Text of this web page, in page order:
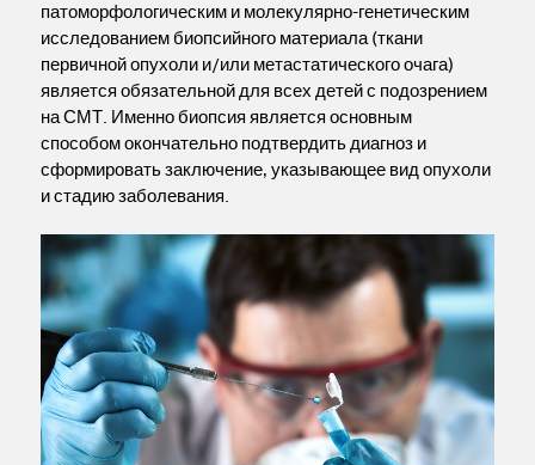
патоморфологическим и молекулярно-генетическим
исследованием биопсийного материала (ткани
первичной опухоли и/или метастатического очага)
является обязательной для всех детей с подозрением
на СМТ. Именно биопсия является основным
способом окончательно подтвердить диагноз и
сформировать заключение, указывающее вид опухоли
и стадию заболевания.